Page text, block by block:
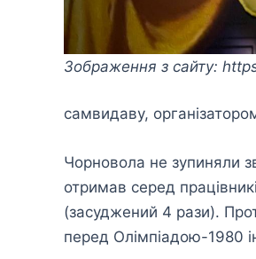
Зображення з сайту:
самвидаву,
Чорновола не зупиняли
отримав серед
(засуджений 4 рази).
перед Олімпіадою-1980